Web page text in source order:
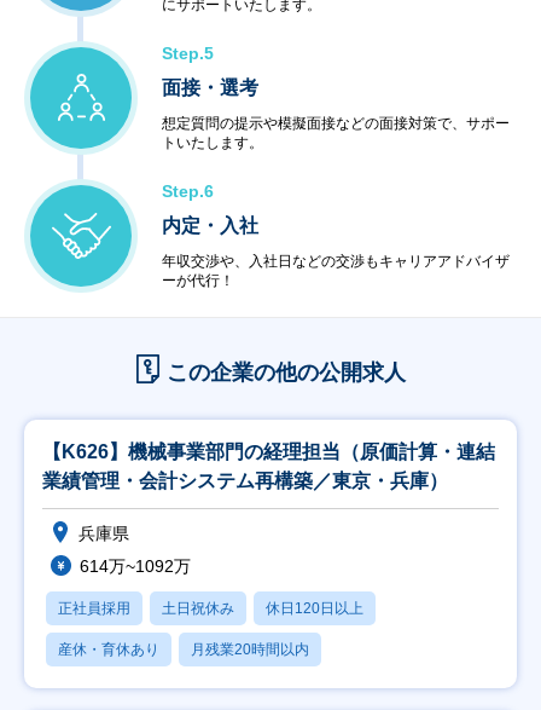
にサポートいたします。
Step.5
面接・選考
想定質問の提示や模擬面接などの面接対策で、サポー
トいたします。
Step.6
内定・入社
年収交渉や、入社日などの交渉もキャリアアドバイザ
ーが代行！
この企業の他の公開求人
【K626】機械事業部門の経理担当（原価計算・連結
業績管理・会計システム再構築／東京・兵庫）
兵庫県
614万~1092万
正社員採用 土日祝休み 休日120日以上
産休・育休あり 月残業20時間以内